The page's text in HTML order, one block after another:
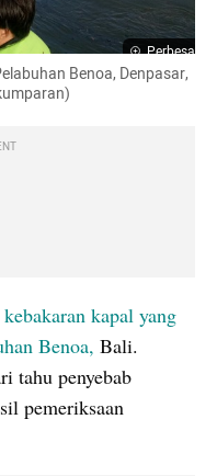
Perbesar
Benoa, Denpasar,
kebakaran kapal yang
Benoa, Bali.
tahu penyebab
pemeriksaan